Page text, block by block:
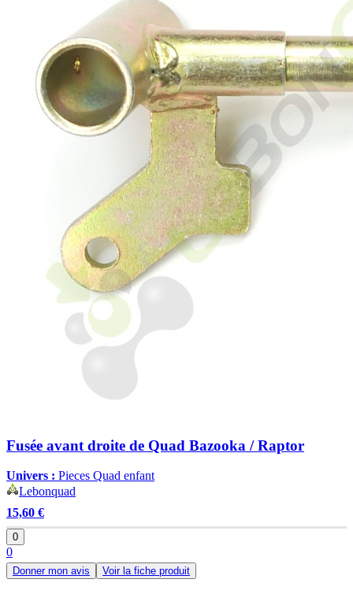
Fusée avant droite de Quad Bazooka / Raptor
Univers : Pieces Quad enfant
Lebonquad
15,60 €
0
0
Donner mon avis Voir la fiche produit